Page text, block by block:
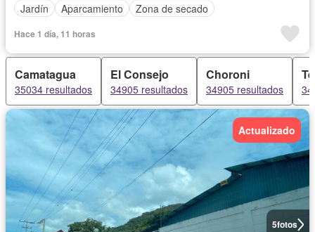
Jardín
Aparcamiento Zona de secado
Hace 1 día, 11 horas
Camatagua
35034 resultados
El Consejo
34905 resultados
Choroni
34905 resultados
5fotos
Actualizado